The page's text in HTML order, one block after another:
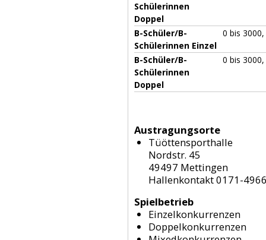
Schülerinnen
Doppel
B-Schüler/B-
Schülerinnen Einzel
0 bis
B-Schüler/B-
Schülerinnen
Doppel
0 bis
Austragungsorte
Tüöttensporthalle
Nordstr. 45
49497 Mettingen
Hallenkontakt 0171-
Spielbetrieb
Einzelkonkurrenzen
Doppelkonkurrenzen